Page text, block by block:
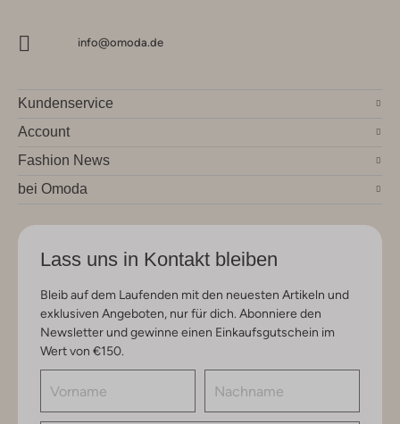
info@omoda.de
Kundenservice
Account
Fashion News
bei Omoda
Lass uns in Kontakt bleiben
Bleib auf dem Laufenden mit den neuesten Artikeln und
exklusiven Angeboten, nur für dich. Abonniere den
Newsletter und gewinne einen Einkaufsgutschein im
Wert von €150.